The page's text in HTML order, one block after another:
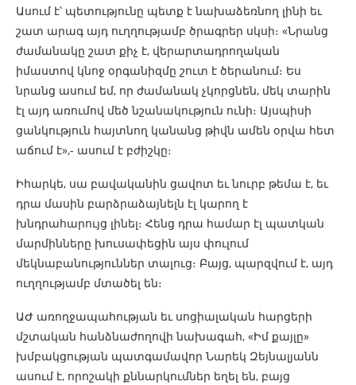
Ասում է՝ պետությունը պետք է նախաձեռնող լինի եւ
շատ արագ այդ ուղղությամբ ծրագրեր սկսի։ «Նրանց
ժամանակը շատ քիչ է, վերարտադրողական
իմաստով կնոջ օրգանիզմը շուտ է ծերանում։ Ես
նրանց ասում եմ, որ ժամանակ չկորցնեն, մեկ տարին
էլ այդ առումով մեծ նշանակություն ունի։ Այսպիսի
ցանկություն հայտնող կանանց թիվն ամեն օրվա հետ
աճում է»,- ասում է բժիշկը։
Իհարկե, սա բավականին ցավոտ եւ նուրբ թեմա է, եւ
դրա մասին բարձրաձայնելն էլ կարող է
խնդրահարույց լինել։ Հենց դրա համար էլ պատկան
մարմինները խուսափեցին այս փուլում
մեկնաբանություններ տալուց։ Բայց, պարզվում է, այդ
ուղղությամբ մտածել են։
ԱԺ առողջապահության եւ սոցիալական հարցերի
մշտական հանձնաժողովի նախագահ, «Իմ քայլը»
խմբակցության պատգամավոր Նարեկ Զեյնալյանն
ասում է, որոշակի քննարկումներ եղել են, բայց